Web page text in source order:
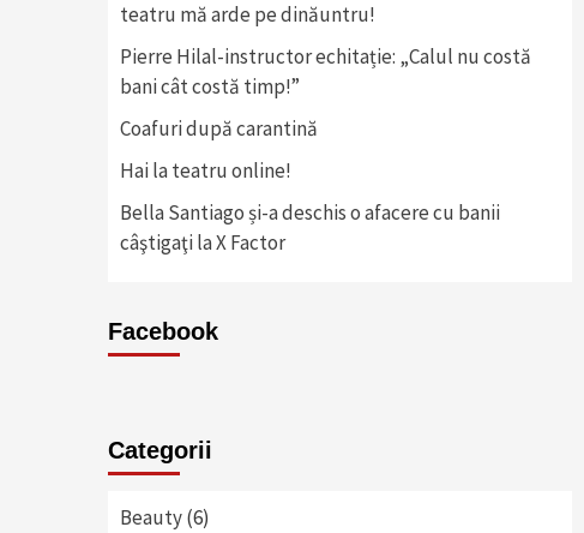
teatru mă arde pe dinăuntru!
Pierre Hilal-instructor echitație: „Calul nu costă
bani cât costă timp!”
Coafuri după carantină
Hai la teatru online!
Bella Santiago și-a deschis o afacere cu banii
câştigaţi la X Factor
Facebook
Categorii
Beauty(6)